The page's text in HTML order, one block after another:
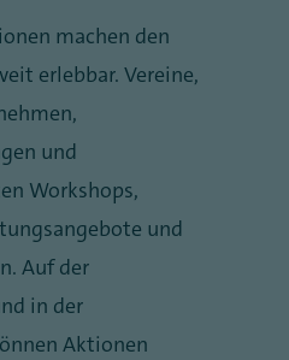
machen den
erlebbar. Vereine,
und
Workshops,
und
Auf der
in der
Aktionen